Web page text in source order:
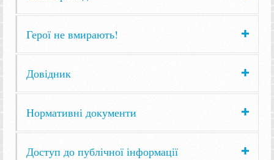
Герої не вмирають!
Довідник
Нормативні документи
Доступ до публічної інформації